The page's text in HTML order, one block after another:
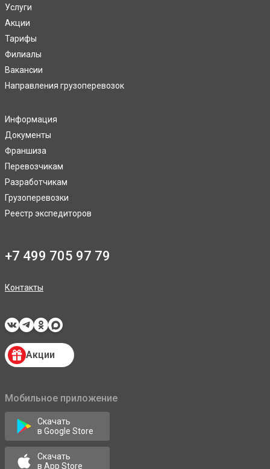
Услуги
Акции
Тарифы
Филиалы
Вакансии
Направления грузоперевозок
Информация
Документы
Франшиза
Перевозчикам
Разработчикам
Грузоперевозки
Реестр экспедиторов
+7 499 705 97 79
Контакты
Акции
Мобильное приложение
Скачать
в Google Store
Скачать
в App Store